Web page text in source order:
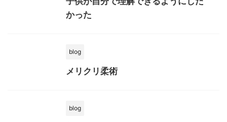
かった
blog
メリクリ柔術
blog